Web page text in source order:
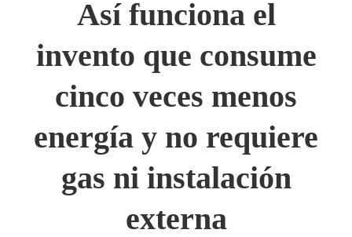
Así funciona el
invento que consume
cinco veces menos
energía y no requiere
gas ni instalación
externa